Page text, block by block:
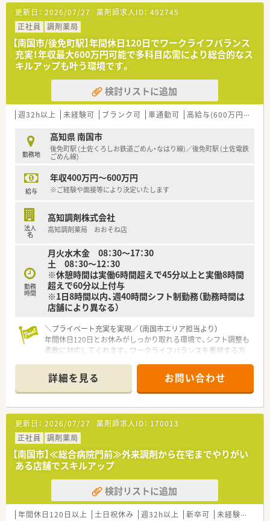
＜業務内容＞
■調剤・投薬・監査等、外来処方箋の対応全般をお願いいたしま
す。
■総合科目を応需しています。幅広い処方箋を対応しますので
スキルアップにつながります。
■処方箋枚数は1日あたり平均60枚です。
■投薬は立ち投薬となります。
■在宅業務もございます。これまでのご経験や入社後の状況に
応じてご担当頂く場合がございます。
■ご入職後は店舗での実務を通じて一連の流れを習得頂きま
す。
ベテランの社員さんもおられますので安心です。
す。
■1年に3回（3月、7月、11月）グループ内の薬剤師・看護師・ケアマ
専門家による接遇研修等も行われています。
■保険薬局での勤務未経験の方に対しても、電子薬歴の使用方法
ます。
■希望制となりますが、職員研修の一環として医療機関のご協力
のもと、4～6カ月の病院研修も行われています。
＜法人特徴＞
■高知県内を中心にグループ全体で32店舗展開中です。今後も
■総合病院門前からクリニック門前までさまざまな科目の店舗
を運営されています。
■在宅件数はグループ全体で700件以上ございます。在宅専任薬
剤師も複数名いらっしゃいます。
■1年に1回以上学会に参加されており、学会発表チームを立ち
上げ、日々の業務で感じたことや、患者さまからの要望などを議
論して発表の題目を検討されています。
■調剤業務だけでなく、災害対策や野菜の販売等を通して地域貢
献を行われています。
■業務短縮の為、全店舗にて最新機器（電子薬歴・分包機（円盤）・
一部店舗に二次元バーコードやクリーンベンチ、ピッキング鑑査
機 等）を導入されています。
＜こんな方にもオススメ＞
■複数店舗展開されているチェーン薬局を希望されている方
■研修制度が充実している企業をご希望の方
■外来対応だけでなく、在宅業務など幅広く経験していきたい方
等 少しでも気になる方はお気軽にお問い合わせ下さい。
更新日： 2026/07/27 薬剤師求人ID： 492745
正社員
調剤薬局
【南国市/後免町駅】年間休日120日でワークライフバランス
充実！年収最大600万円可能で多科目応需により総合的なス
キルアップも叶う環境です。
検討リストに追加
週32h以上 未経験可 ブランク可 車通勤可 高給与(600万円以上)
勤務地
高知県 南国市
後免町駅 (土佐くろしお鉄道ごめん・なはり線)／後免町駅 (土佐電鉄
ごめん線)
給与
年収400万円～600万円
※ご経験や面接等により決定いたします
法人
名
高知調剤株式会社
高知調剤薬局 おおそね店
勤務
時間
月火水木金 08：30～17：30
土 08：30～12：30
※休憩時間は実働6時間超えで45分以上と実働8時間
超えで60分以上付与
※1日8時間以内、週40時間シフト制勤務（勤務時間は
店舗により異なる）
＼プライベート充実を実現／（南国市エリア担当より）
年間休日120日とお休みがしっかり取れる環境で、シフト調整も
柔軟に対応してくれます。ワークライフバランスを重視する方
【店舗情報と応需状況について】
■後免町駅から車で6分ほどの立地にあり、通勤しやすい環境が
整っている活気ある調剤薬局です。
■内科や外科をはじめ多岐にわたる診療科目の処方箋を1日あた
り60から70枚ほど応需しています。
■周辺の複数医療機関からの処方箋を受け付けており、地域の患
者様の健康をしっかりと支えています。
【法人特徴について】
■患者様を第一に考えることを理念として掲げ、医療のプロフェ
ッショナルとしての使命感を大切にしています。
■地域に根ざしたクリニックの門前を中心とした店舗展開を行
い、地域住民の健康づくりを支援しています。
詳細を見る お問い合わせ
更新日： 2026/07/27 薬剤師求人ID： 170013
正社員
調剤薬局
【南国市】≪総合病院門前≫外来調剤から在宅までやりがい
ある店舗でスキルアップ
検討リストに追加
年間休日120日以上 土日祝休み 週32h以上 新卒可 未経験可